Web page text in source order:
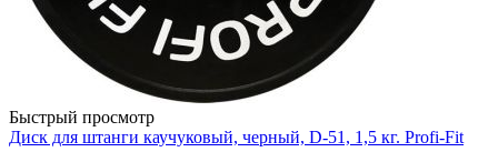
Быстрый просмотр
Диск для штанги каучуковый, черный, D-51, 1,5 кг. Profi-Fit